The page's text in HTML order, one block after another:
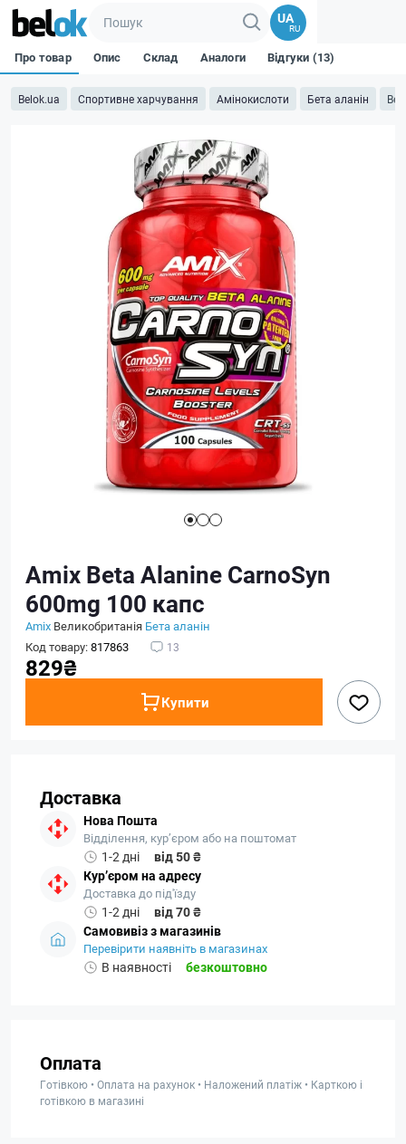
UA
RU
Belok.ua Спортивне харчування Амінокислоти Бета аланін
Про товар Опис Склад Аналоги Відгуки (13)
Amix Beta Alanine CarnoSyn
600mg 100 капс
Amix Великобританія Бета аланін
Код товару:817863 13
829₴
Купити
Доставка
Нова Пошта
Відділення, кур’єром або на поштомат
1-2 дні
від 50 ₴
Кур’єром на адресу
Доставка до під'їзду
1-2 дні
від 70 ₴
Самовивіз з магазинів
Перевірити наявніть в магазинах
В наявності безкоштовно
Оплата
Готівкою • Оплата на рахунок • Наложений платіж • Карткою і
готівкою в магазині